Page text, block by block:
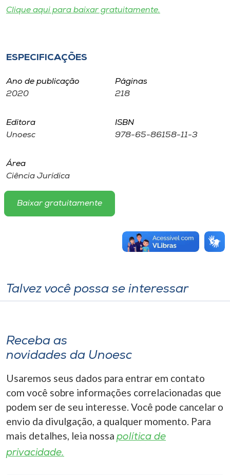
o idioma
A+
Clique aqui para baixar gratuitamente.
ESPECIFICAÇÕES
Ano de publicação
2020
Páginas
218
Editora
Unoesc
ISBN
978-65-86158-11-3
Área
Ciência Jurídica
Baixar gratuitamente
Talvez você possa se interessar
Receba as
novidades da Unoesc
Usaremos seus dados para entrar em contato
com você sobre informações correlacionadas que
podem ser de seu interesse. Você pode cancelar o
envio da divulgação, a qualquer momento. Para
mais detalhes, leia nossa política de
privacidade.